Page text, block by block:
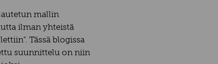
mallin
ilman yhteistä
Tässä blogissa
suunnittelu on niin